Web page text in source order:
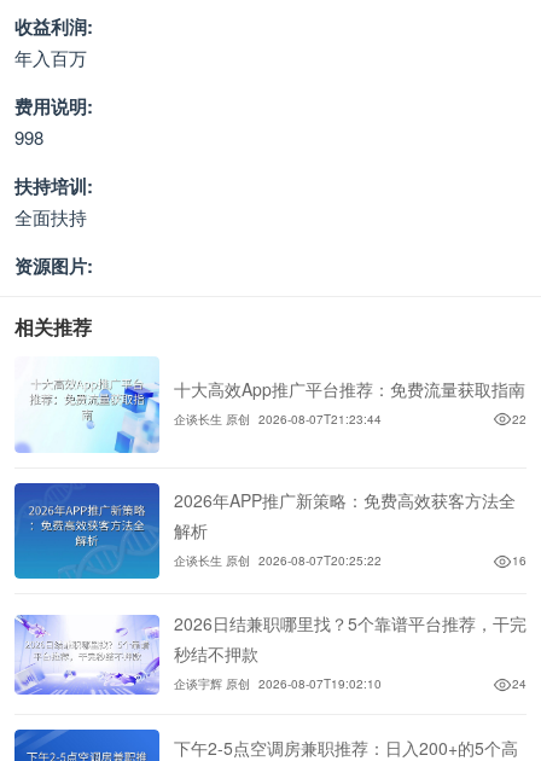
收益利润:
年入百万
费用说明:
998
扶持培训:
全面扶持
资源图片:
相关推荐
十大高效App推广平台推荐：免费流量获取指南
企谈长生 原创 2026-08-07T21:23:44 22
2026年APP推广新策略：免费高效获客方法全
解析
企谈长生 原创 2026-08-07T20:25:22 16
2026日结兼职哪里找？5个靠谱平台推荐，干完
秒结不押款
企谈宇辉 原创 2026-08-07T19:02:10 24
下午2-5点空调房兼职推荐：日入200+的5个高